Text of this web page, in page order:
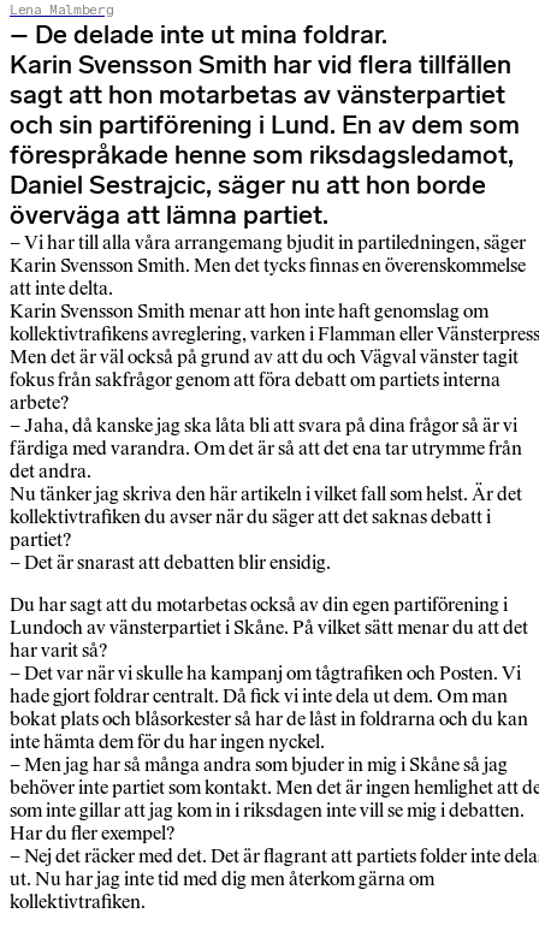
Lena Malmberg
– De delade inte ut mina foldrar.
Karin Svensson Smith har vid flera tillfällen
sagt att hon motarbetas av vänsterpartiet
och sin partiförening i Lund. En av dem som
förespråkade henne som riksdagsledamot,
Daniel Sestrajcic, säger nu att hon borde
överväga att lämna partiet.
– Vi har till alla våra arrangemang bjudit in partiledningen, säger
Karin Svensson Smith. Men det tycks finnas en överenskommelse
att inte delta.
Karin Svensson Smith menar att hon inte haft genomslag om
kollektivtrafikens avreglering, varken i Flamman eller
Men det är väl också på grund av att du och Vägval vänster tagit
fokus från sakfrågor genom att föra debatt om partiets interna
arbete?
– Jaha, då kanske jag ska låta bli att svara på dina frågor så är vi
färdiga med varandra. Om det är så att det ena tar utrymme från
det andra.
Nu tänker jag skriva den här artikeln i vilket fall som helst. Är det
kollektivtrafiken du avser när du säger att det saknas debatt i
partiet?
– Det är snarast att debatten blir ensidig.
Du har sagt att du motarbetas också av din egen partiförening i
Lundoch av vänsterpartiet i Skåne. På vilket sätt menar du att det
har varit så?
– Det var när vi skulle ha kampanj om tågtrafiken och Posten. Vi
hade gjort foldrar centralt. Då fick vi inte dela ut dem. Om man
bokat plats och blåsorkester så har de låst in foldrarna och du kan
inte hämta dem för du har ingen nyckel.
– Men jag har så många andra som bjuder in mig i Skåne så jag
behöver inte partiet som kontakt. Men det är ingen hemlighet att
som inte gillar att jag kom in i riksdagen inte vill se mig i debatten.
Har du fler exempel?
– Nej det räcker med det. Det är flagrant att partiets folder inte
ut. Nu har jag inte tid med dig men återkom gärna om
kollektivtrafiken.